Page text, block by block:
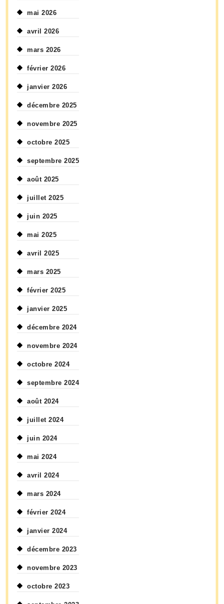
mai 2026
avril 2026
mars 2026
février 2026
janvier 2026
décembre 2025
novembre 2025
octobre 2025
septembre 2025
août 2025
juillet 2025
juin 2025
mai 2025
avril 2025
mars 2025
février 2025
janvier 2025
décembre 2024
novembre 2024
octobre 2024
septembre 2024
août 2024
juillet 2024
juin 2024
mai 2024
avril 2024
mars 2024
février 2024
janvier 2024
décembre 2023
novembre 2023
octobre 2023